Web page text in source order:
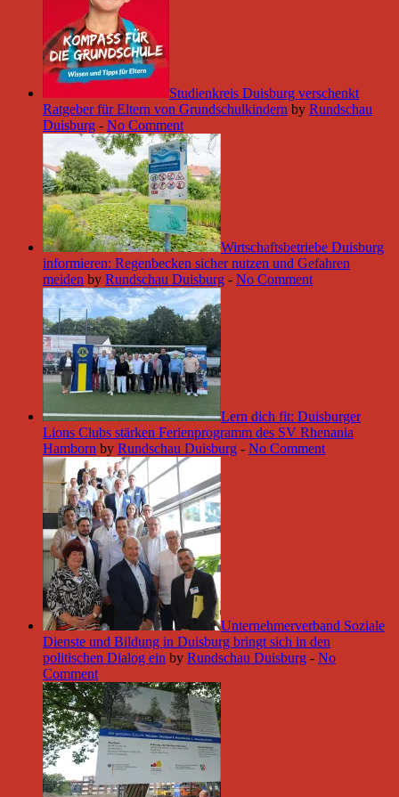
Studienkreis Duisburg verschenkt
Ratgeber für Eltern von Grundschulkindern by Rundschau
Duisburg - No Comment
Wirtschaftsbetriebe Duisburg
informieren: Regenbecken sicher nutzen und Gefahren
meiden by Rundschau Duisburg - No Comment
Lern dich fit: Duisburger
Lions Clubs stärken Ferienprogramm des SV Rhenania
Hamborn by Rundschau Duisburg - No Comment
Unternehmerverband Soziale
Dienste und Bildung in Duisburg bringt sich in den
politischen Dialog ein by Rundschau Duisburg - No
Comment